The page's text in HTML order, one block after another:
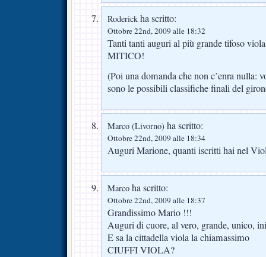
Roderick ha scritto:
Ottobre 22nd, 2009 alle 18:32
Tanti tanti auguri al più grande tifoso
MITICO!
(Poi una domanda che non c’enra nulla:
sono le possibili classifiche finali del
Marco (Livorno) ha scritto:
Ottobre 22nd, 2009 alle 18:34
Auguri Marione, quanti iscritti hai nel
Marco ha scritto:
Ottobre 22nd, 2009 alle 18:37
Grandissimo Mario !!!
Auguri di cuore, al vero, grande, unico,
E sa la cittadella viola la chiamassimo
CIUFFI VIOLA?